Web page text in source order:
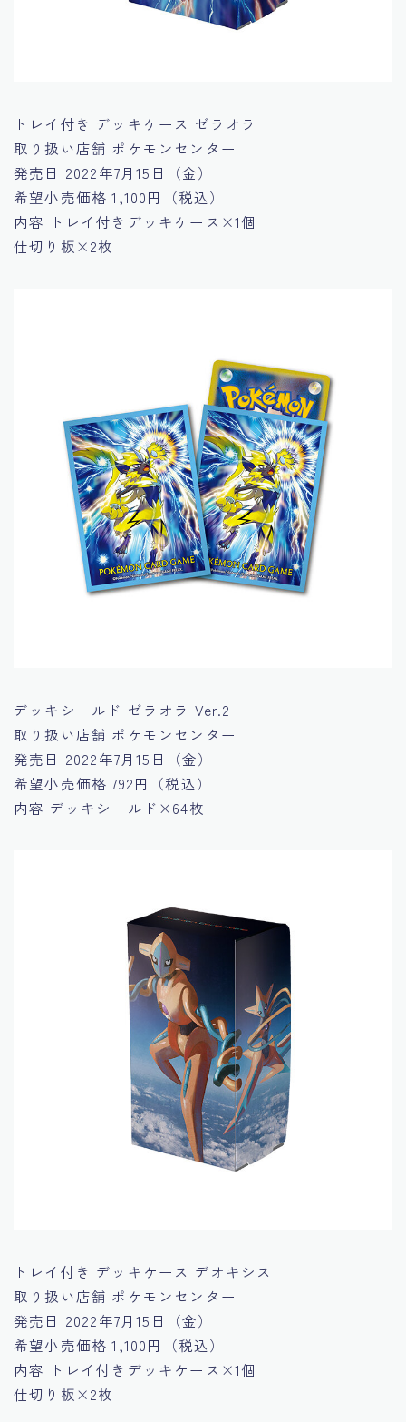
トレイ付き デッキケース ゼラオラ
取り扱い店舗 ポケモンセンター
発売日 2022年7月15日（金）
希望小売価格 1,100円（税込）
内容
トレイ付きデッキケース×1個
仕切り板×2枚
デッキシールド ゼラオラ Ver.2
取り扱い店舗 ポケモンセンター
発売日 2022年7月15日（金）
希望小売価格 792円（税込）
内容 デッキシールド×64枚
トレイ付き デッキケース デオキシス
取り扱い店舗 ポケモンセンター
発売日 2022年7月15日（金）
希望小売価格 1,100円（税込）
内容
トレイ付きデッキケース×1個
仕切り板×2枚